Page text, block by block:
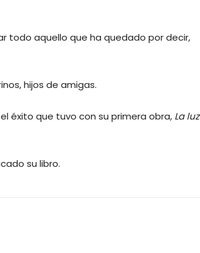
todo aquello que ha quedado por decir,
hijos de amigas.
éxito que tuvo con su primera obra, La luz
su libro.